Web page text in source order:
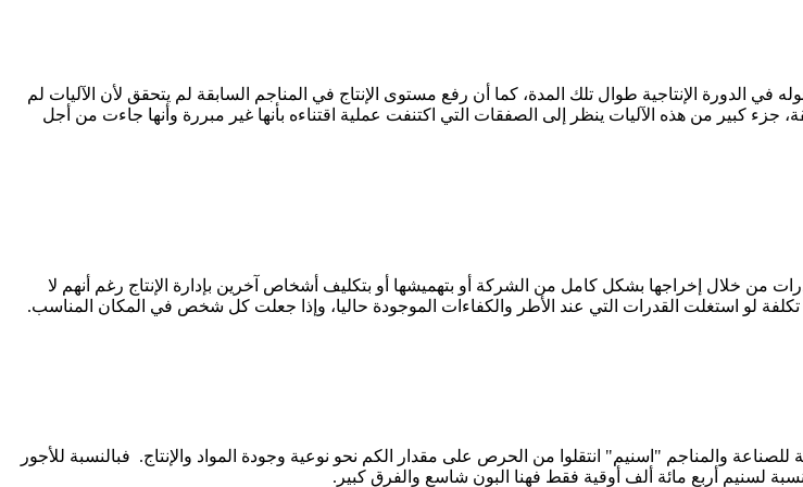
تأخر مشروع القلب رقم 2 لمدة سنتين مما سيمنع دخوله في الدورة الإنتاجية طوال تلك المدة، كما أن رفع مستوى الإنتاج في المناجم السابقة لم يتحقق لأن الآليات لم
جزء كبير من هذه الآليات ينظر إلى الصفقات التي اكتنفت عملية اقتناءه بأنها غير مبررة وأنها جاءت من أجل
من خلال إخراجها بشكل كامل من الشركة أو بتهميشها أو بتكليف أشخاص آخرين بإدارة الإنتاج رغم أنهم لا
تكلفة لو استغلت القدرات التي عند الأطر والكفاءات الموجودة حاليا، وإذا جعلت كل شخص في المكان المناسب.
والمناجم "اسنيم" انتقلوا من الحرص على مقدار الكم نحو نوعية وجودة المواد والإنتاج. فبالنسبة للأجور
لسنيم أربع مائة ألف أوقية فقط فهنا البون شاسع والفرق كبير.